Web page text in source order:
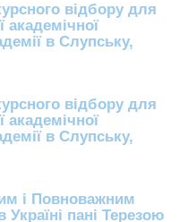
відбору для
академічної
в Слупську,
відбору для
академічної
в Слупську,
і Повноважним
пані Терезою